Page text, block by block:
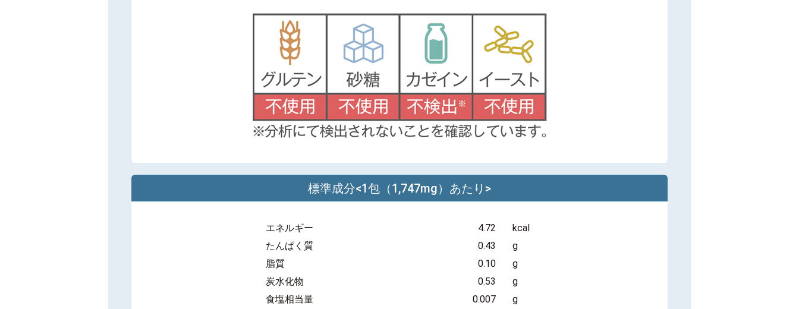
標準成分<1包（1,747mg）あたり>
エネルギー 4.72
kcal
たんぱく質
0.43
g
脂質
0.10
g
炭水化物
0.53
g
食塩相当量
0.007
g